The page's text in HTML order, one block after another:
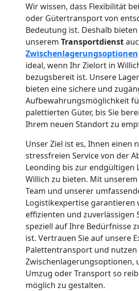
Wir wissen, dass Flexibilität
oder Gütertransport von
Bedeutung ist. Deshalb
unserem Transportdienst
Zwischenlagerungsoptionen
ideal, wenn Ihr Zielort in
bezugsbereit ist. Unsere
bieten eine sichere und
Aufbewahrungsmöglichkeit
palettierten Güter, bis Sie
Ihrem neuen Standort zu
Unser Ziel ist es, Ihnen einen
stressfreien Service von der
Leonding bis zur endgültigen
Willich zu bieten. Mit unserem
Team und unserer
Logistikexpertise garantieren
effizienten und zuverlässigen
speziell auf Ihre Bedürfnisse
ist. Vertrauen Sie auf unsere
Palettentransport und nutzen
Zwischenlagerungsoptionen,
Umzug oder Transport so
möglich zu gestalten.